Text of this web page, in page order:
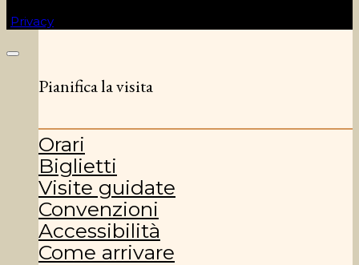
Privacy
Pianifica la visita
Orari
Biglietti
Visite guidate
Convenzioni
Accessibilità
Come arrivare